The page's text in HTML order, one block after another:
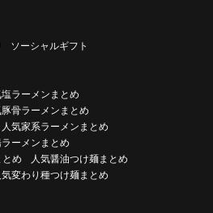
ソーシャルギフト
塩ラーメンまとめ
豚骨ラーメンまとめ
人気家系ラーメンまとめ
ーメンまとめ
め
人気醤油つけ麺まとめ
気変わり種つけ麺まとめ